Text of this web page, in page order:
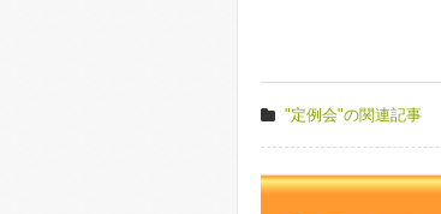
"定例会"の関連記事